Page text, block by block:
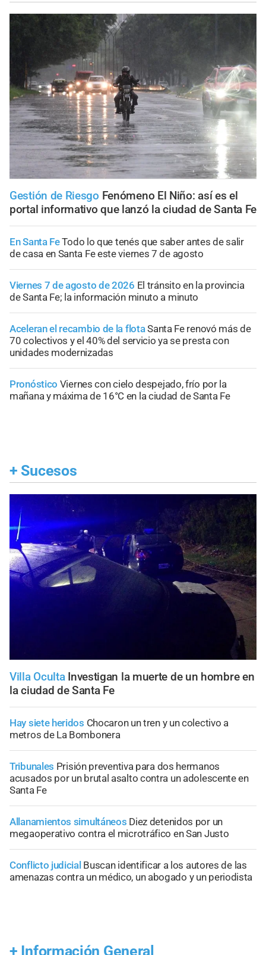
Gestión de Riesgo Fenómeno El Niño: así es el
portal informativo que lanzó la ciudad de Santa Fe
En Santa FeTodo lo que tenés que saber antes de salir
de casa en Santa Fe este viernes 7 de agosto
Viernes 7 de agosto de 2026 El tránsito en la provincia
de Santa Fe; la información minuto a minuto
Aceleran el recambio de la flotaSanta Fe renovó más de
70 colectivos y el 40% del servicio ya se presta con
unidades modernizadas
Pronóstico Viernes con cielo despejado, frío por la
mañana y máxima de 16°C en la ciudad de Santa Fe
+ Sucesos
Villa Oculta Investigan la muerte de un hombre en
la ciudad de Santa Fe
Hay siete heridos Chocaron un tren y un colectivo a
metros de La Bombonera
Tribunales Prisión preventiva para dos hermanos
acusados por un brutal asalto contra un adolescente en
Santa Fe
Allanamientos simultáneos Diez detenidos por un
megaoperativo contra el microtráfico en San Justo
Conflicto judicial Buscan identificar a los autores de las
amenazas contra un médico, un abogado y un periodista
+ Información General